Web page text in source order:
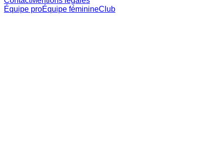
Équipe proÉquipe féminineClub